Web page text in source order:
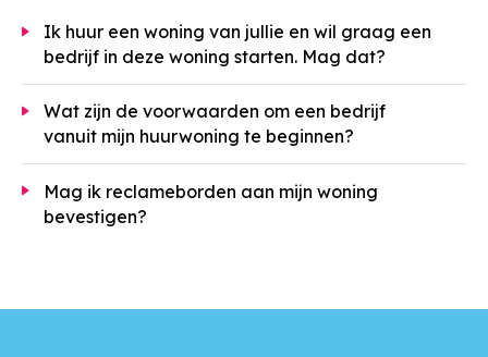
Ik huur een woning van jullie en wil graag een
bedrijf in deze woning starten. Mag dat?
Wat zijn de voorwaarden om een bedrijf
vanuit mijn huurwoning te beginnen?
Mag ik reclameborden aan mijn woning
bevestigen?